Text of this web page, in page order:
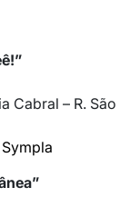
Cabral – R. São